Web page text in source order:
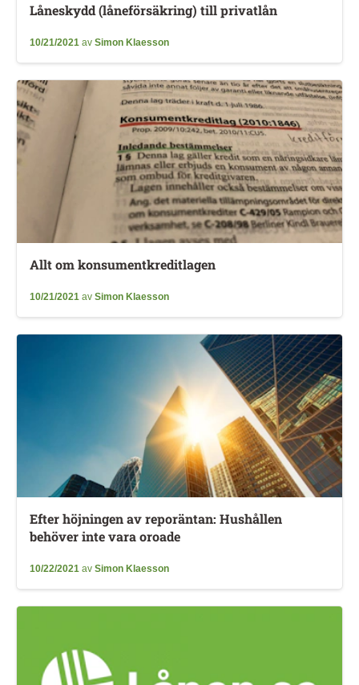
Låneskydd (låneförsäkring) till privatlån
10/21/2021 av Simon Klaesson
Allt om konsumentkreditlagen
10/21/2021 av Simon Klaesson
Efter höjningen av reporäntan: Hushållen
behöver inte vara oroade
10/22/2021 av Simon Klaesson